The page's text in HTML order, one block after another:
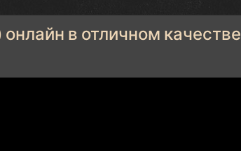
в отличном качестве